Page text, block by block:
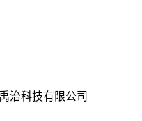
治科技有限公司